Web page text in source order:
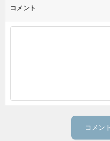
コメント